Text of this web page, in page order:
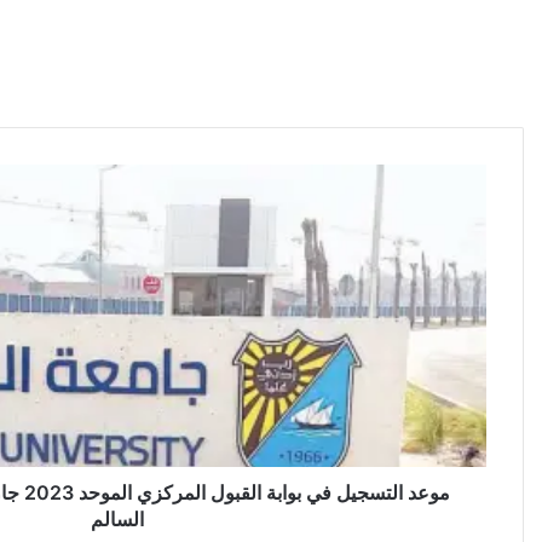
موعد
السالم